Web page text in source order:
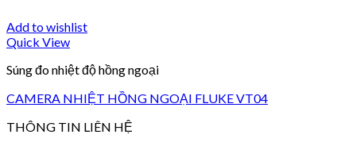
Add to wishlist
Quick View
Súng đo nhiệt độ hồng ngoại
CAMERA NHIỆT HỒNG NGOẠI FLUKE VT04
THÔNG TIN LIÊN HỆ